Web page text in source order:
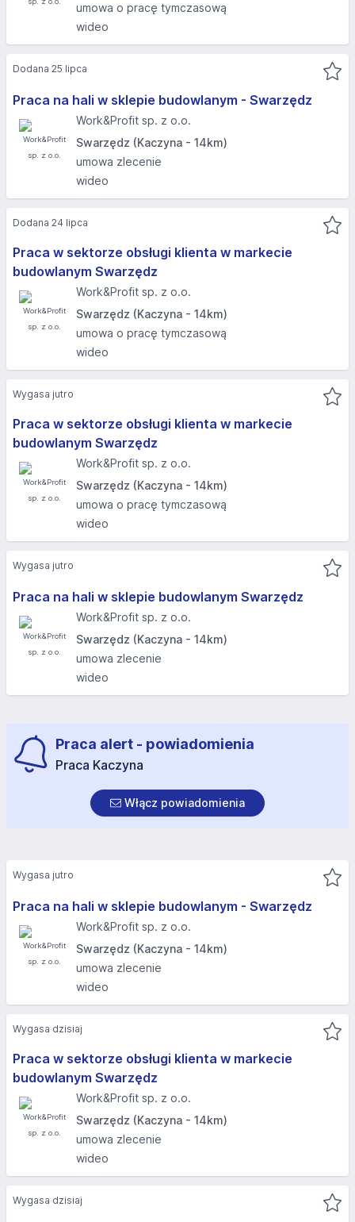
umowa o pracę tymczasową
wideo
Praca na hali w sklepie budowlanym - Swarzędz
Work&Profit sp. z o.o.
Swarzędz (Kaczyna - 14km)
umowa zlecenie
wideo
Dodana 25 lipca
Praca w sektorze obsługi klienta w markecie
budowlanym Swarzędz
Work&Profit sp. z o.o.
Swarzędz (Kaczyna - 14km)
umowa o pracę tymczasową
wideo
Dodana 24 lipca
Praca w sektorze obsługi klienta w markecie
budowlanym Swarzędz
Work&Profit sp. z o.o.
Swarzędz (Kaczyna - 14km)
umowa o pracę tymczasową
wideo
Wygasa jutro
Praca na hali w sklepie budowlanym Swarzędz
Work&Profit sp. z o.o.
Swarzędz (Kaczyna - 14km)
umowa zlecenie
wideo
Wygasa jutro
Praca alert - powiadomienia
Praca Kaczyna
Włącz powiadomienia
Praca na hali w sklepie budowlanym - Swarzędz
Work&Profit sp. z o.o.
Swarzędz (Kaczyna - 14km)
umowa zlecenie
wideo
Wygasa jutro
Praca w sektorze obsługi klienta w markecie
budowlanym Swarzędz
Work&Profit sp. z o.o.
Swarzędz (Kaczyna - 14km)
umowa zlecenie
wideo
Wygasa dzisiaj
Wygasa dzisiaj